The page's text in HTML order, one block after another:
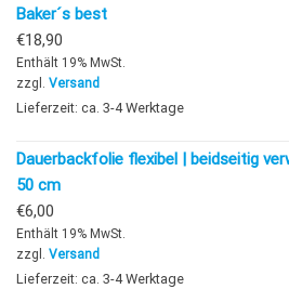
Baker´s best
€18,90
Enthält 19% MwSt.
zzgl. Versand
Lieferzeit: ca. 3-4 Werktage
Dauerbackfolie flexibel | beidseitig
50 cm
€6,00
Enthält 19% MwSt.
zzgl. Versand
Lieferzeit: ca. 3-4 Werktage